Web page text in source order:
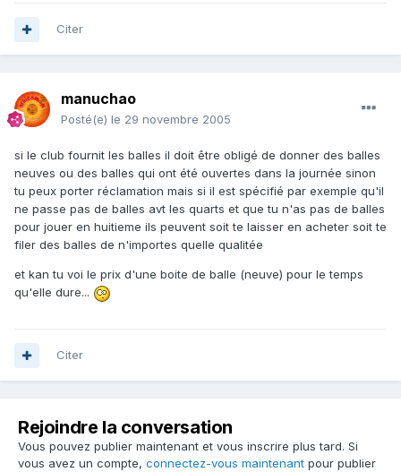
Citer
manuchao
Posté(e) le 29 novembre 2005
si le club fournit les balles il doit être obligé de donner des balles
neuves ou des balles qui ont été ouvertes dans la journée sinon
tu peux porter réclamation mais si il est spécifié par exemple qu'il
ne passe pas de balles avt les quarts et que tu n'as pas de balles
pour jouer en huitieme ils peuvent soit te laisser en acheter soit te
filer des balles de n'importes quelle qualitée
et kan tu voi le prix d'une boite de balle (neuve) pour le temps
qu'elle dure...
Citer
Rejoindre la conversation
Vous pouvez publier maintenant et vous inscrire plus tard. Si
vous avez un compte, connectez-vous maintenant pour publier